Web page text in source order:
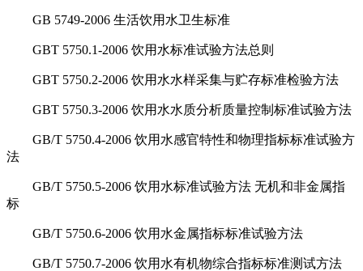
GB 5749-2006 生活饮用水卫生标准
GBT 5750.1-2006 饮用水标准试验方法总则
GBT 5750.2-2006 饮用水水样采集与贮存标准检验方法
GBT 5750.3-2006 饮用水水质分析质量控制标准试验方法
GB/T 5750.4-2006 饮用水感官特性和物理指标标准试验方
法
GB/T 5750.5-2006 饮用水标准试验方法 无机和非金属指
标
GB/T 5750.6-2006 饮用水金属指标标准试验方法
GB/T 5750.7-2006 饮用水有机物综合指标标准测试方法